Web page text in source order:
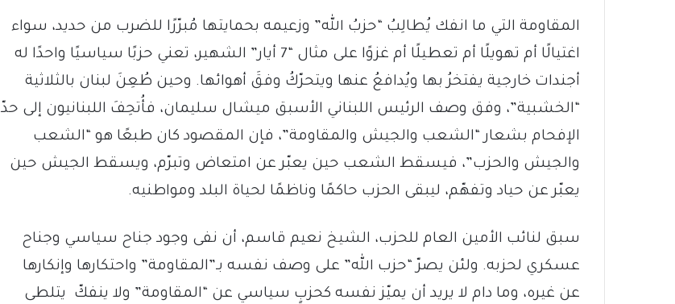
المقاومة التي ما انفك يُطالِبُ “حزبُ الله” وزعيمه بحمايتها مُبرّرًا للضرب من حديد، سواء
اغتيالًا أم تهويلًا أم تعطيلًا أم غزوًا على مثال “7 أيار” الشهير، تعني حزبًا سياسيًا واحدًا له
أجندات خارجية يفتخرُ بها ويُدافعُ عنها ويتحرّكُ وفقَ أهوائها. وحين طُعِنَ لبنان بالثلاثية
“الخشبية”، وفق وصف الرئيس اللبناني الأسبق ميشال سليمان، فأُتحِفَ اللبنانيون إلى حدّ
الإفحام بشعار “الشعب والجيش والمقاومة”، فإن المقصود كان طبعًا هو “الشعب
والجيش والحزب”، فيسقط الشعب حين يعبّر عن امتعاض وتبرّم، ويسقط الجيش حين
يعبّر عن حياد وتفهّم، ليبقى الحزب حاكمًا وناظمًا لحياة البلد ومواطنيه.
سبق لنائب الأمين العام للحزب، الشيخ نعيم قاسم، أن نفى وجود جناح سياسي وجناح
عسكري لحزبه. ولئن يصرّ “حزب الله” على وصف نفسه بـ”المقاومة” واحتكارها وإنكارها
عن غيره، وما دام لا يريد أن يميّز نفسه كحزبٍ سياسي عن “المقاومة” ولا ينفكّ يتلطى